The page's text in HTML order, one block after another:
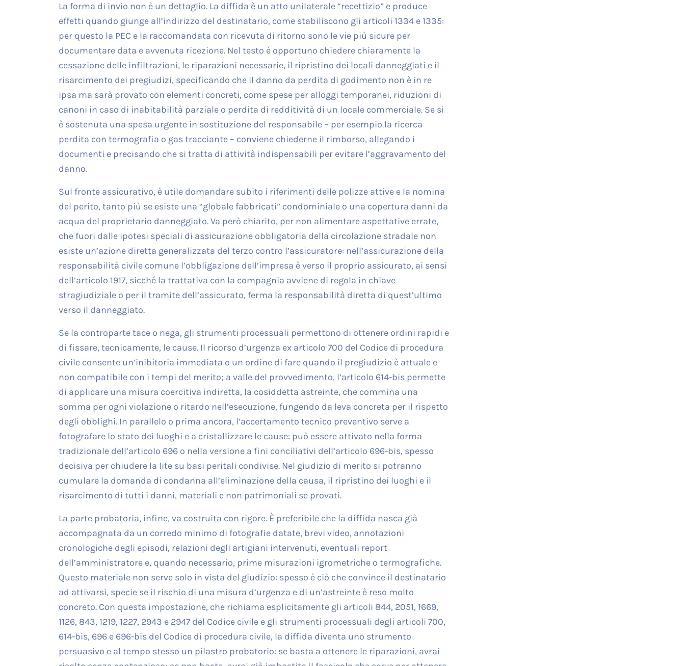
La forma di invio non è un dettaglio. La diffida è un atto unilaterale “recettizio” e produce
effetti quando giunge all’indirizzo del destinatario, come stabiliscono gli articoli 1334 e 1335:
per questo la PEC e la raccomandata con ricevuta di ritorno sono le vie più sicure per
documentare data e avvenuta ricezione. Nel testo è opportuno chiedere chiaramente la
cessazione delle infiltrazioni, le riparazioni necessarie, il ripristino dei locali danneggiati e il
risarcimento dei pregiudizi, specificando che il danno da perdita di godimento non è in re
ipsa ma sarà provato con elementi concreti, come spese per alloggi temporanei, riduzioni di
canoni in caso di inabitabilità parziale o perdita di redditività di un locale commerciale. Se si
è sostenuta una spesa urgente in sostituzione del responsabile – per esempio la ricerca
perdita con termografia o gas tracciante – conviene chiederne il rimborso, allegando i
documenti e precisando che si tratta di attività indispensabili per evitare l’aggravamento del
danno.
Sul fronte assicurativo, è utile domandare subito i riferimenti delle polizze attive e la nomina
del perito, tanto più se esiste una “globale fabbricati” condominiale o una copertura danni da
acqua del proprietario danneggiato. Va però chiarito, per non alimentare aspettative errate,
che fuori dalle ipotesi speciali di assicurazione obbligatoria della circolazione stradale non
esiste un’azione diretta generalizzata del terzo contro l’assicuratore: nell’assicurazione della
responsabilità civile comune l’obbligazione dell’impresa è verso il proprio assicurato, ai sensi
dell’articolo 1917, sicché la trattativa con la compagnia avviene di regola in chiave
stragiudiziale o per il tramite dell’assicurato, ferma la responsabilità diretta di quest’ultimo
verso il danneggiato.
Se la controparte tace o nega, gli strumenti processuali permettono di ottenere ordini rapidi e
di fissare, tecnicamente, le cause. Il ricorso d’urgenza ex articolo 700 del Codice di procedura
civile consente un’inibitoria immediata o un ordine di fare quando il pregiudizio è attuale e
non compatibile con i tempi del merito; a valle del provvedimento, l’articolo 614-bis permette
di applicare una misura coercitiva indiretta, la cosiddetta astreinte, che commina una
somma per ogni violazione o ritardo nell’esecuzione, fungendo da leva concreta per il rispetto
degli obblighi. In parallelo o prima ancora, l’accertamento tecnico preventivo serve a
fotografare lo stato dei luoghi e a cristallizzare le cause: può essere attivato nella forma
tradizionale dell’articolo 696 o nella versione a fini conciliativi dell’articolo 696-bis, spesso
decisiva per chiudere la lite su basi peritali condivise. Nel giudizio di merito si potranno
cumulare la domanda di condanna all’eliminazione della causa, il ripristino dei luoghi e il
risarcimento di tutti i danni, materiali e non patrimoniali se provati.
La parte probatoria, infine, va costruita con rigore. È preferibile che la diffida nasca già
accompagnata da un corredo minimo di fotografie datate, brevi video, annotazioni
cronologiche degli episodi, relazioni degli artigiani intervenuti, eventuali report
dell’amministratore e, quando necessario, prime misurazioni igrometriche o termografiche.
Questo materiale non serve solo in vista del giudizio: spesso è ciò che convince il destinatario
ad attivarsi, specie se il rischio di una misura d’urgenza e di un’astreinte è reso molto
concreto. Con questa impostazione, che richiama esplicitamente gli articoli 844, 2051, 1669,
1126, 843, 1219, 1227, 2943 e 2947 del Codice civile e gli strumenti processuali degli articoli 700,
614-bis, 696 e 696-bis del Codice di procedura civile, la diffida diventa uno strumento
persuasivo e al tempo stesso un pilastro probatorio: se basta a ottenere le riparazioni, avrai